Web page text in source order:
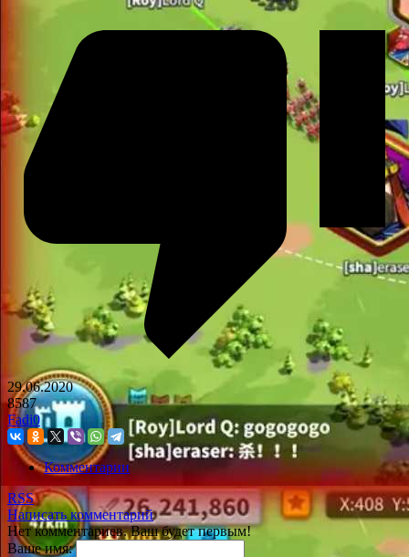
29.06.2020
8587
Fadi0
Комментарии
RSS
Написать комментарий
Нет комментариев. Ваш будет первым!
Ваше имя: